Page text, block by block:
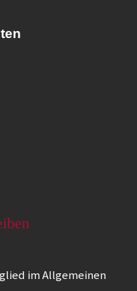
im Allgemeinen